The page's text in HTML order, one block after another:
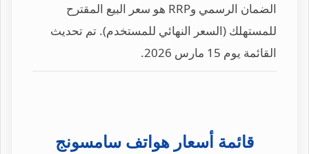
الضمان الرسمي وRRP هو سعر البيع المقترح
للمستهلك (السعر النهائي للمستخدم). تم تحديث
القائمة يوم 15 مارس 2026.
قائمة أسعار هواتف سامسونج